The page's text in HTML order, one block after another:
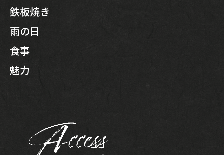
鉄板焼き
雨の日
食事
魅力